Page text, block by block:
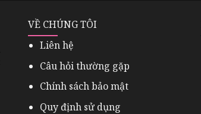
VỀ CHÚNG TÔI
Liên hệ
Câu hỏi thường gặp
Chính sách bảo mật
Quy định sử dụng